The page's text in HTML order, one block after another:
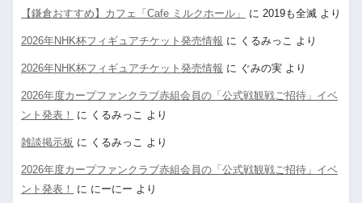
【鎌倉おすすめ】カフェ「Cafe ミルクホール」 に 2019も全滅 より
2026年NHK杯フィギュアチケット発売情報 に くるみっこ より
2026年NHK杯フィギュアチケット発売情報 に ぐみの実 より
2026年度カープファンクラブ赤組会員の「公式戦観戦ご招待」イベ
ント発表！
に くるみっこ より
雑談掲示板 に くるみっこ より
2026年度カープファンクラブ赤組会員の「公式戦観戦ご招待」イベ
ント発表！
に にーにー より